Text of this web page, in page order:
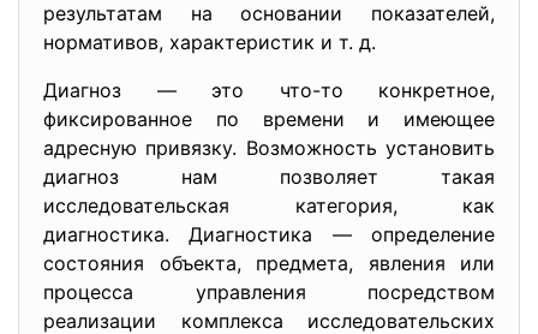
результатам на основании показателей,
нормативов, характеристик и т. д.
Диагноз — это что-то конкретное,
фиксированное по времени и имеющее
адресную привязку. Возможность установить
диагноз нам позволяет такая
исследовательская категория, как
диагностика. Диагностика — определение
состояния объекта, предмета, явления или
процесса управления посредством
реализации комплекса исследовательских